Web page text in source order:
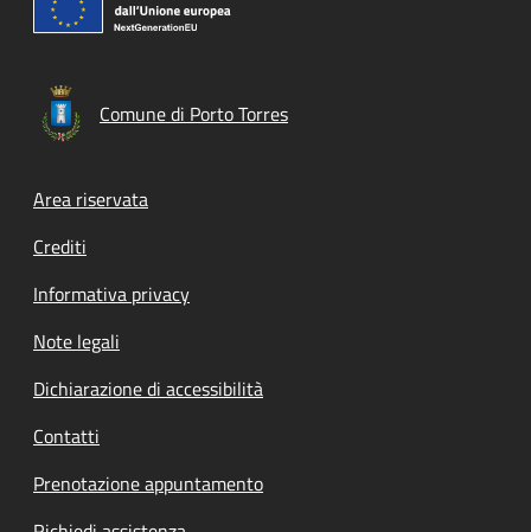
Comune di Porto Torres
Footer menu
Area riservata
Crediti
Informativa privacy
Note legali
Dichiarazione di accessibilità
Contatti
Prenotazione appuntamento